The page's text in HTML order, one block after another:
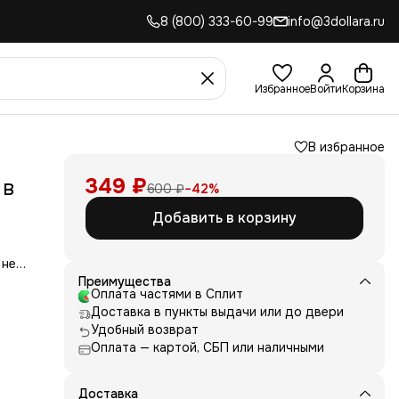
8 (800) 333-60-99 info@3dollara.ru
ИзбранноеВойтиКорзина
В избранное
349 ₽600 ₽−42%
Добавить в корзину
Преимущества
Оплата частями в Сплит
Доставка в пункты выдачи или до двери
Удобный возврат
Оплата — картой, СБП или наличными
Доставка